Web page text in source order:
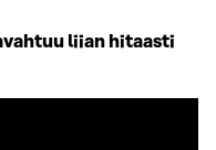
liian hitaasti